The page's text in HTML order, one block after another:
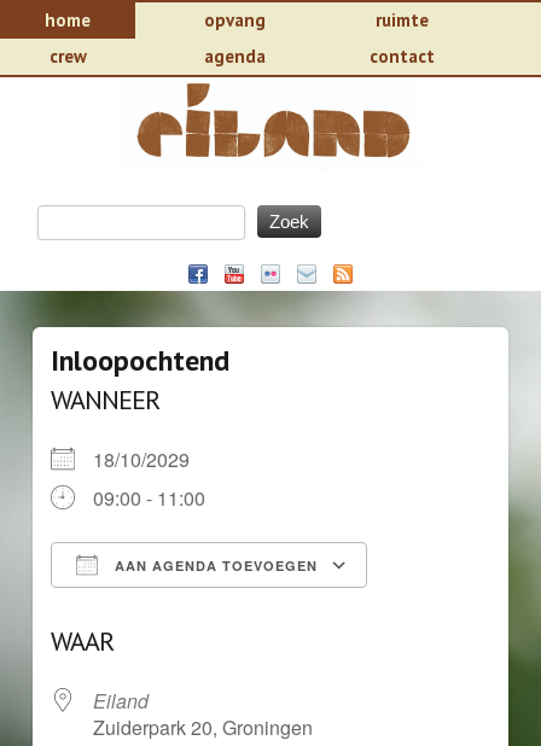
home opvang
ruimte
crew
agenda contact
Inloopochtend
WANNEER
18/10/2029
09:00 - 11:00
AAN AGENDA TOEVOEGEN
WAAR
Eiland
Zuiderpark 20, Groningen